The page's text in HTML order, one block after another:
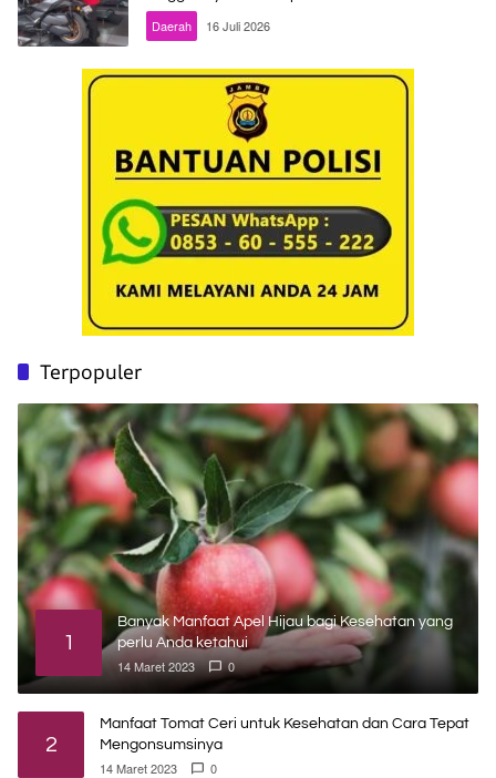
Daerah 16 Juli 2026
Terpopuler
1
Banyak Manfaat Apel Hijau bagi Kesehatan yang
perlu Anda ketahui
14 Maret 2023 0
2
Manfaat Tomat Ceri untuk Kesehatan dan Cara Tepat
Mengonsumsinya
14 Maret 2023 0